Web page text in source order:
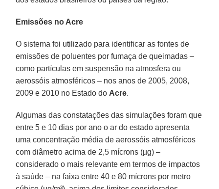
Emissões no Acre
O sistema foi utilizado para identificar as fontes de
emissões de poluentes por fumaça de queimadas –
como partículas em suspensão na atmosfera ou
aerossóis atmosféricos – nos anos de 2005, 2008,
2009 e 2010 no Estado do Acre.
Algumas das constatações das simulações foram que
entre 5 e 10 dias por ano o ar do estado apresenta
uma concentração média de aerossóis atmosféricos
com diâmetro acima de 2,5 mícrons (µg) –
considerado o mais relevante em termos de impactos
à saúde – na faixa entre 40 e 80 mícrons por metro